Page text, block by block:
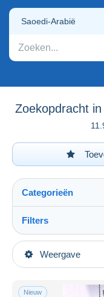
Saoedi-Arabië
Zoekopdracht
Weergave
Categorieën
Topcategorieën
Azië
Filters
Type verkopen
Actief
Vaste prijs
Nieuw